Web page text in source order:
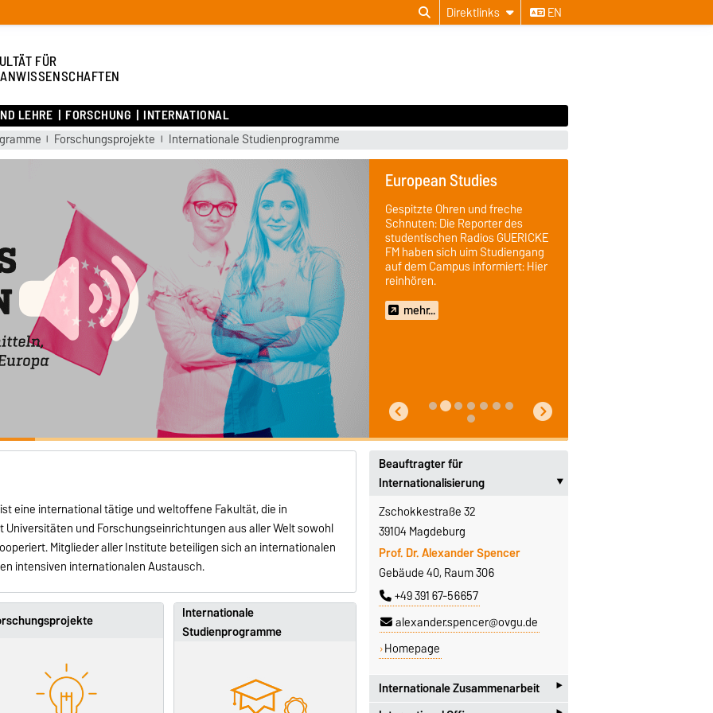
Direktlinks EN
FÜR
LEHRE FORSCHUNG INTERNATIONAL
Forschungsprojekte Internationale Studienprogramme
European Studies
Gespitzte Ohren und freche
Schnuten: Die Reporter des
studentischen Radios GUERICKE
FM haben sich uim Studiengang
auf dem Campus informiert: Hier
reinhören.
mehr...
eine international tätige und weltoffene Fakultät, die in
und Forschungseinrichtungen aus aller Welt sowohl
Mitglieder aller Institute beteiligen sich an internationalen
intensiven internationalen Austausch.
Internationale
Studienprogramme
Beauftragter für
Internationalisierung
‣
Zschokkestraße 32
39104 Magdeburg
Prof. Dr. Alexander Spencer
Gebäude 40, Raum 306
+49 391 67-56657
alexander.spencer@ovgu.de
Homepage
Internationale Zusammenarbeit ‣